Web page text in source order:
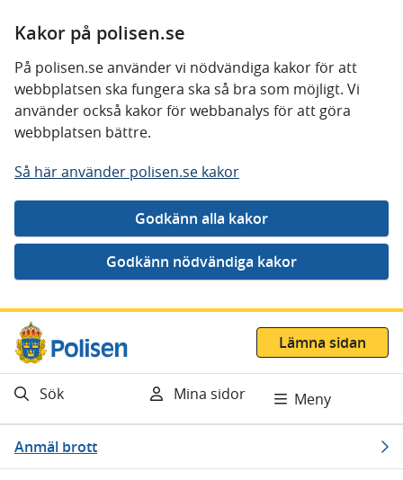
Kakor på polisen.se
På polisen.se använder vi nödvändiga kakor för att
webbplatsen ska fungera ska så bra som möjligt. Vi
använder också kakor för webbanalys för att göra
webbplatsen bättre.
Så här använder polisen.se kakor
Gå direkt till innehåll
Lämna sidan
Sök Mina sidor Meny
Anmäl brott